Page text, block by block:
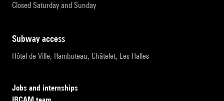
Closed Saturday and Sunday
subway access
Hôtel de Ville, Rambuteau, Châtelet, Les Halles
Jobs and internships